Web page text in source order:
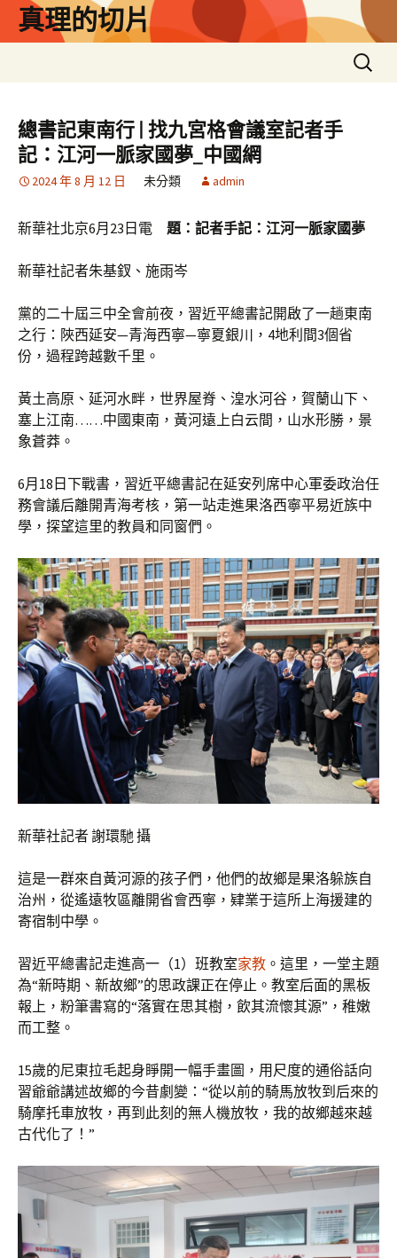
真理的切片
搜
尋
總書記東南行 | 找九宮格會議室記者手
記：江河一脈家國夢_中國網
2024 年 8 月 12 日 未分類 admin
新華社北京6月23日電 題：記者手記：江河一脈家國夢
新華社記者朱基釵、施雨岑
黨的二十屆三中全會前夜，習近平總書記開啟了一趟東南
之行：陜西延安—青海西寧—寧夏銀川，4地利間3個省
份，過程跨越數千里。
黃土高原、延河水畔，世界屋脊、湟水河谷，賀蘭山下、
塞上江南……中國東南，黃河遠上白云間，山水形勝，景
象蒼莽。
6月18日下戰書，習近平總書記在延安列席中心軍委政治任
務會議后離開青海考核，第一站走進果洛西寧平易近族中
學，探望這里的教員和同窗們。
新華社記者 謝環馳 攝
這是一群來自黃河源的孩子們，他們的故鄉是果洛躲族自
治州，從遙遠牧區離開省會西寧，肄業于這所上海援建的
寄宿制中學。
習近平總書記走進高一（1）班教室家教 。這里，一堂主題
為“新時期、新故鄉”的思政課正在停止。教室后面的黑板
報上，粉筆書寫的“落實在思其樹，飲其流懷其源”，稚嫩
而工整。
15歲的尼東拉毛起身睜開一幅手畫圖，用尺度的通俗話向
習爺爺講述故鄉的今昔劇變：“從以前的騎馬放牧到后來的
騎摩托車放牧，再到此刻的無人機放牧，我的故鄉越來越
古代化了！”